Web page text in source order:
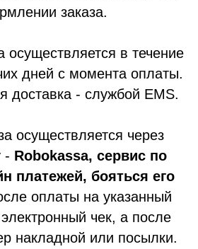
заказа.
осуществляется в течение
дней с момента оплаты.
доставка - службой EMS.
осуществляется через
- Robokassa, сервис по
платежей, бояться его
оплаты на указанный
чек, а после
накладной или посылки.